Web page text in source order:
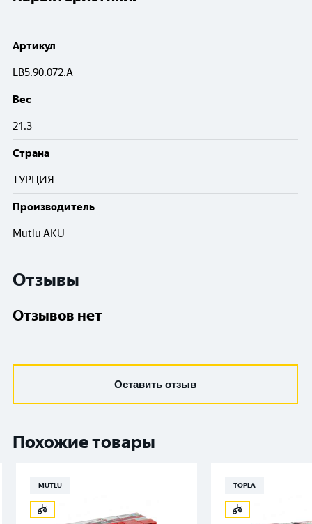
Артикул
LВ5.90.072.A
Вес
21.3
Cтрана
ТУРЦИЯ
Производитель
Mutlu AKU
Отзывы
Отзывов нет
Оставить отзыв
Похожие товары
MUTLU TOPLA